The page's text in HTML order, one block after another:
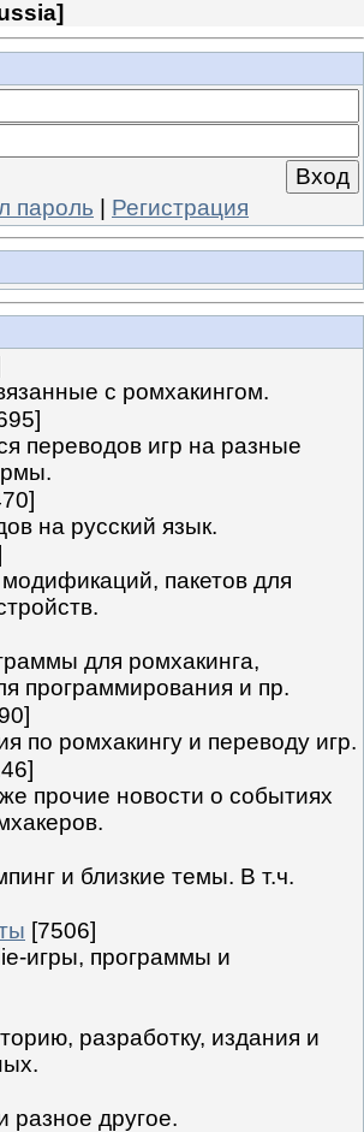
]
пароль | Регистрация
с ромхакингом.
переводов игр на разные
на русский язык.
пакетов для
для ромхакинга,
программирования и пр.
по ромхакингу и переводу игр.
прочие новости о событиях
и близкие темы. В т.ч.
[7506]
игры, программы и
разработку, издания и
разное другое.